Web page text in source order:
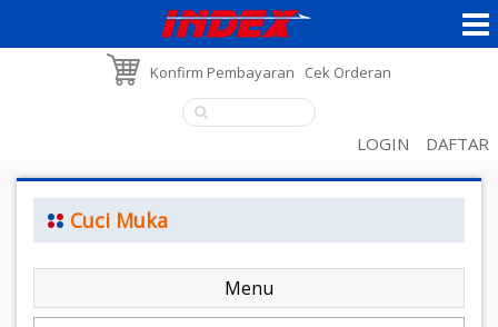
Konfirm Pembayaran Cek Orderan
LOGIN DAFTAR
Cuci Muka
Menu